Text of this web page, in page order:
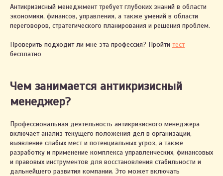
Антикризисный менеджмент требует глубоких знаний в области
экономики, финансов, управления, а также умений в области
переговоров, стратегического планирования и решения проблем.
Проверить подходит ли мне эта профессия? Пройти тест
бесплатно
Чем занимается антикризисный
менеджер?
Профессиональная деятельность антикризисного менеджера
включает анализ текущего положения дел в организации,
выявление слабых мест и потенциальных угроз, а также
разработку и применение комплекса управленческих, финансовых
и правовых инструментов для восстановления стабильности и
дальнейшего развития компании. Это может включать